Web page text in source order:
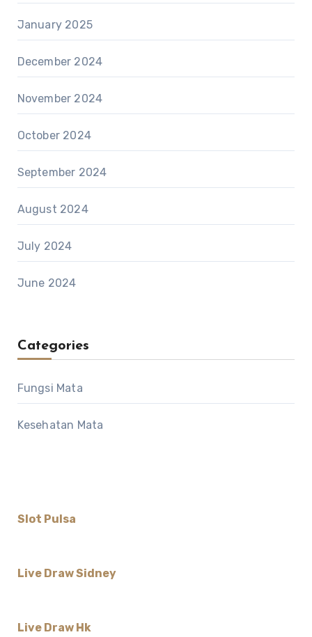
January 2025
December 2024
November 2024
October 2024
September 2024
August 2024
July 2024
June 2024
Categories
Fungsi Mata
Kesehatan Mata
Slot Pulsa
Live Draw Sidney
Live Draw Hk